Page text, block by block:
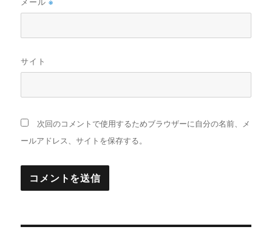
※
サイト
次回のコメントで使用するためブラウザーに自分の名前、メ
ールアドレス、サイトを保存する。